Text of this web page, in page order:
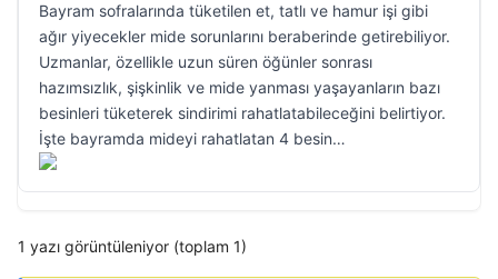
Bayram sofralarında tüketilen et, tatlı ve hamur işi gibi
ağır yiyecekler mide sorunlarını beraberinde getirebiliyor.
Uzmanlar, özellikle uzun süren öğünler sonrası
hazımsızlık, şişkinlik ve mide yanması yaşayanların bazı
besinleri tüketerek sindirimi rahatlatabileceğini belirtiyor.
İşte bayramda mideyi rahatlatan 4 besin…
1 yazı görüntüleniyor (toplam 1)